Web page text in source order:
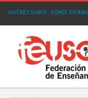
QUIÉNES SOMOS· DÓNDE